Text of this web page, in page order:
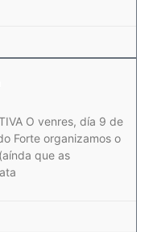
O venres, día 9 de
Forte organizamos o
que as